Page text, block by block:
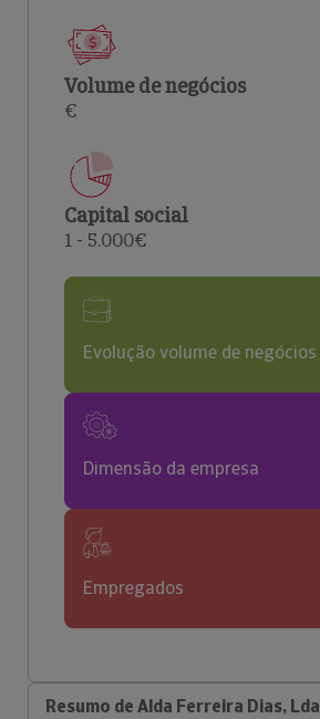
Volume de negócios
€
Capital social
1 - 5.000€
Evolução volume de negócios
Dimensão da empresa
Empregados
Resumo de Alda Ferreira Dias, Lda